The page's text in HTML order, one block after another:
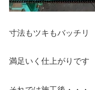
寸法もツキもバッチリ
満足いく仕上がりです